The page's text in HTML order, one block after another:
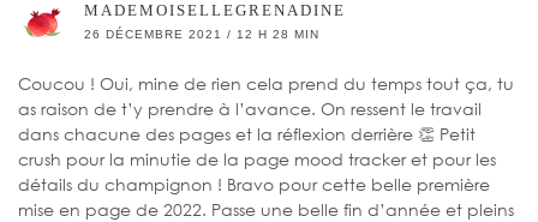
MADEMOISELLEGRENADINE
26 DÉCEMBRE 2021 / 12 H 28 MIN
Coucou ! Oui, mine de rien cela prend du temps tout ça, tu
as raison de t’y prendre à l’avance. On ressent le travail
dans chacune des pages et la réflexion derrière 👏 Petit
crush pour la minutie de la page mood tracker et pour les
détails du champignon ! Bravo pour cette belle première
mise en page de 2022. Passe une belle fin d’année et pleins